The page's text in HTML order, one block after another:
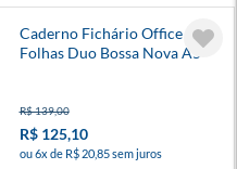
Caderno Fichário Office 80
Folhas Duo Bossa Nova A5
R$ 139,00
R$ 125,10
ou 6x de R$ 20,85 sem juros